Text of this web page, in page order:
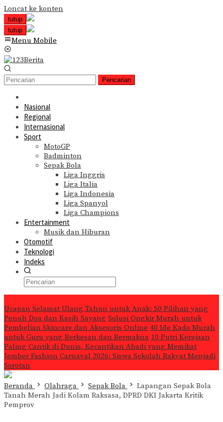
Loncat ke konten
tutup
tutup
Menu Mobile
Pencarian
Nasional
Regional
Internasional
Sport
MotoGP
Badminton
Sepak Bola
Liga Inggris
Liga Italia
Liga Indonesia
Liga Spanyol
Liga Champions
Entertainment
Musik dan Hiburan
Otomotif
Teknologi
Indeks
Ucapan Selamat Ulang Tahun untuk Anak: 50 Pilihan yang
Penuh Doa dan Kasih Sayang Solusi Ongkir Murah untuk
Pembelian Skincare dan Aksesoris Online 40 Ide Kado Murah
untuk Guru yang Berkesan dan Bermakna 10 Putri Kerajaan
Paling Cantik di Dunia, Kecantikan Abadi yang Memikat
Jember Fashion Carnaval 2026: Siswa Sekolah Rakyat Menjadi
Sorotan
Beranda Olahraga Sepak Bola
Lapangan Sepak Bola
Tanah Merah Jadi Kolam Raksasa, DPRD DKI Jakarta Kritik
Pemprov